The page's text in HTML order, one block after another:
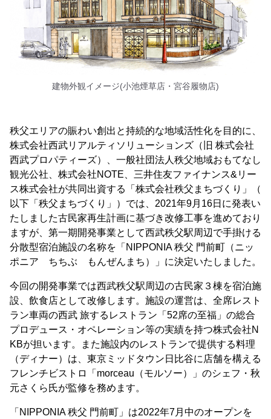
建物外観イメージ(小池煙草店・宮谷履物店)
秩父エリアの賑わい創出と持続的な地域活性化を目的に、
株式会社西武リアルティソリューションズ（旧 株式会社
西武プロパティーズ）、一般社団法人秩父地域おもてなし
観光公社、株式会社NOTE、三井住友ファイナンス&リー
ス株式会社が共同出資する「株式会社秩父まちづくり」（
以下「秩父まちづくり」）では、2021年9月16日に発表い
たしました古民家再生計画に基づき改修工事を進めており
ますが、第一期開発事業として西武秩父駅周辺で手掛ける
分散型宿泊施設の名称を「NIPPONIA 秩父 門前町（ニッ
ポニア ちちぶ もんぜんまち）」に決定いたしました。
今回の開発事業では西武秩父駅周辺の古民家３棟を宿泊施
設、飲食店として改修します。施設の運営は、全席レスト
ラン車両の西武 旅するレストラン「52席の至福」の総合
プロデュース・オペレーション等の実績を持つ株式会社N
KBが担います。また施設内のレストランで提供する料理
（ディナー）は、東京ミッドタウン日比谷に店舗を構える
フレンチビストロ「morceau（モルソー）」のシェフ・秋
元さくら氏が監修を務めます。
「NIPPONIA 秩父 門前町」は2022年7月中のオープンを